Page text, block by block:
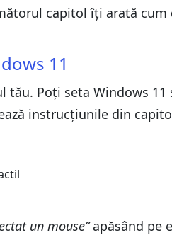
capitol îți arată cum
11
Poți seta Windows 11
instrucțiunile din
un mouse”apăsând pe